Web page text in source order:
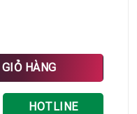
HÀNG
HOTLINE